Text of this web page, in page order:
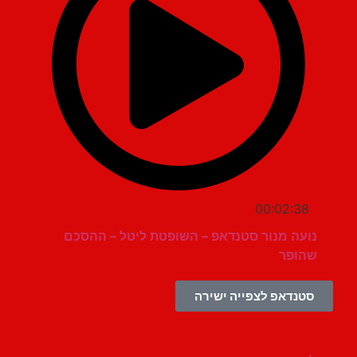
00:02:38
נועה מנור סטנדאפ – השופטת ליטל – ההסכם
סטנדאפ לצפייה ישירה